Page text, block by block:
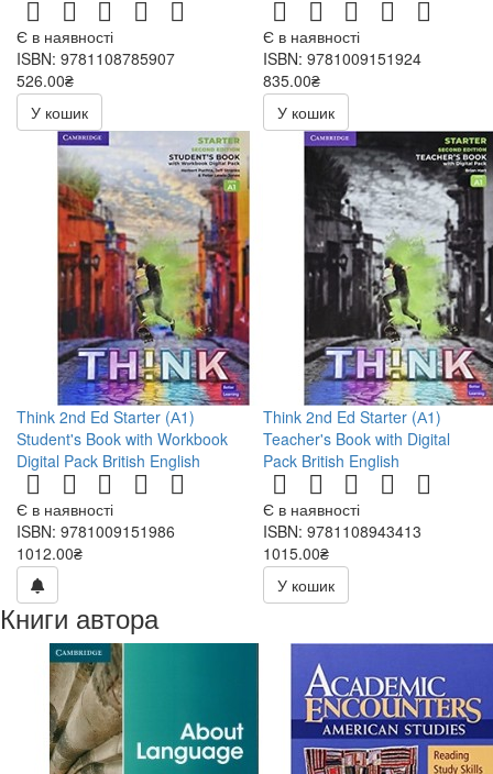
Є в наявності
ISBN: 9781108785907
526.00₴
У кошик
Є в наявності
ISBN: 9781009151924
835.00₴
У кошик
Think 2nd Ed Starter (А1)
Student's Book with Workbook
Digital Pack British English
Є в наявності
ISBN: 9781009151986
1012.00₴
Think 2nd Ed Starter (А1)
Teacher's Book with Digital
Pack British English
Є в наявності
ISBN: 9781108943413
1015.00₴
У кошик
Книги автора